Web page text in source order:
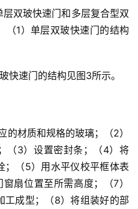
双玻快速门和多层复合型双
（1）单层双玻快速门的结构
快速门的结构见图3所示。
的材质和规格的玻璃；（2）
（3）设置密封条；（4）将
；（5）用水平仪校平框体表
扇位置至所需高度；（7）
工成型；（8）将组装好的部